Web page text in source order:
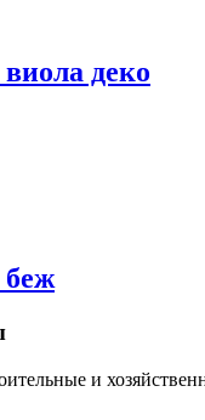
деко
беж
и